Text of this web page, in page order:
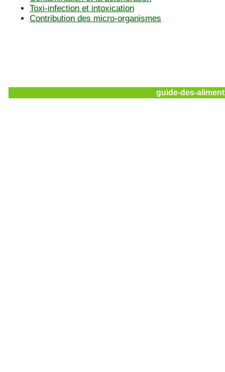
Toxi-infection et intoxication
Contribution des micro-organismes
guide-des-